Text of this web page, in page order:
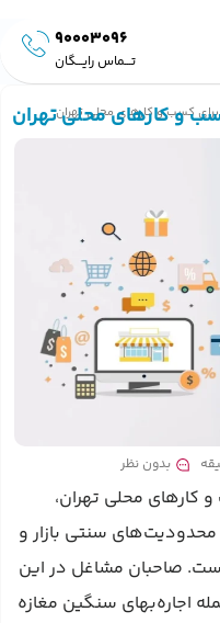
90003096
تـــماس رایـــگان
کسب و کارهای محلی تهران
و کارهای محلی تهران
بدون نظر
محلی تهران،
سنتی بازار و
صاحبان مشاغل در این
اجاره‌بهای سنگین مغازه